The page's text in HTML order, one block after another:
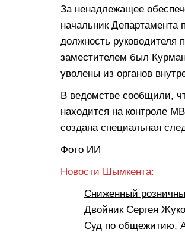
За ненадлежащее
начальник
должность
заместителем был
уволены из органов
В ведомстве сообщили,
находится на контроле
создана специальная
Фото ИИ
Новости Шымкента:
Сниженный
Двойник Сергея
Суд по общежитию.